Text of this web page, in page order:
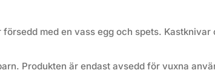
försedd med en vass egg och spets.
Produkten är endast avsedd för vuxna